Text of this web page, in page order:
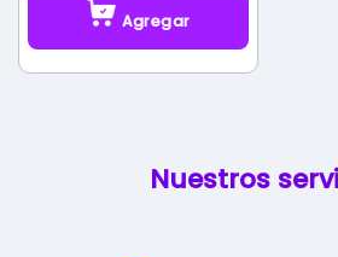
Agregar
Nuestros